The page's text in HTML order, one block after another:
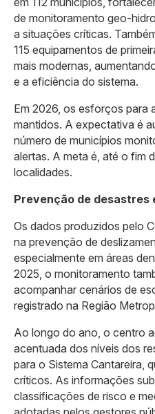
de monitoramento geo-
a situações críticas.
115 equipamentos de
mais modernas,
e a eficiência do sistema.
Em 2026, os esforços para
mantidos. A expectativa é
número de municípios
alertas. A meta é, até o fim
localidades.
Prevenção de desastres
Os dados produzidos pelo
na prevenção de
especialmente em áreas
2025, o monitoramento
acompanhar cenários de
registrado na Região
Ao longo do ano, o centro
acentuada dos níveis dos
para o Sistema Cantareira,
críticos. As informações
classificações de risco e